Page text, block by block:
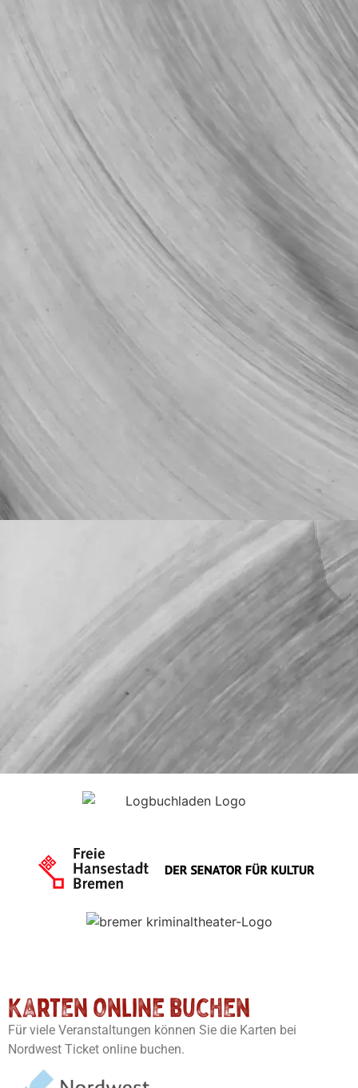
Karten online buchen
Für viele Veranstaltungen können Sie die Karten bei
Nordwest Ticket online buchen.